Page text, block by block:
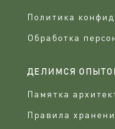
Политика
Обработка
ДЕЛИМСЯ
Памятка
Правила